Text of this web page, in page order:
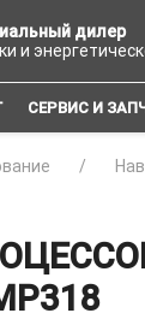
дилер
и
СЕРВИС И